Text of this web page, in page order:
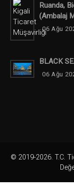
Ruanda,
(ambalaj
06 Ağu
BLACK
06 Ağu
© 2019-2026. T.C.